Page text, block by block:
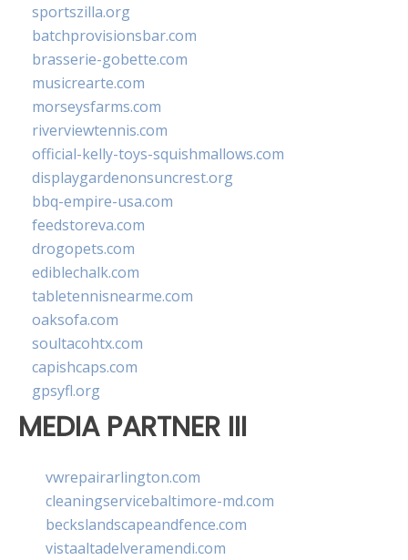
sportszilla.org
batchprovisionsbar.com
brasserie-gobette.com
musicrearte.com
morseysfarms.com
riverviewtennis.com
official-kelly-toys-squishmallows.com
displaygardenonsuncrest.org
bbq-empire-usa.com
feedstoreva.com
drogopets.com
ediblechalk.com
tabletennisnearme.com
oaksofa.com
soultacohtx.com
capishcaps.com
gpsyfl.org
MEDIA PARTNER III
vwrepairarlington.com
cleaningservicebaltimore-md.com
beckslandscapeandfence.com
vistaaltadelveramendi.com